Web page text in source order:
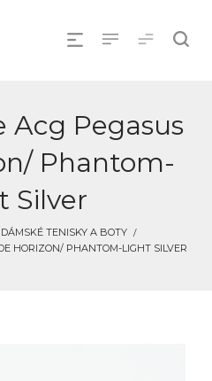
Acg Pegasus
Phantom-
Silver
DÁMSKÉ TENISKY A BOTY
HORIZON/ PHANTOM-LIGHT SILVER